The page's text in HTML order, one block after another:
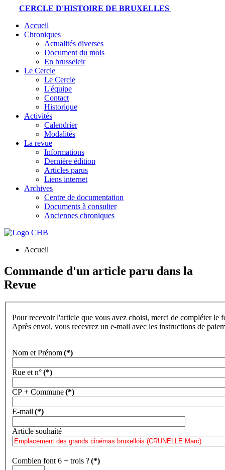
CERCLE D'HISTOIRE DE BRUXELLES
Accueil
Chroniques
Actualités diverses
Document du mois
En brusseleir
Le Cercle
Le Cercle
L'équipe
Contact
Historique
Activités
Calendrier
Modalités
La revue
Informations
Dernière édition
Articles parus
Liens internet
Archives
Centre de documentation
Documents à consulter
Anciennes chroniques
Accueil
Commande d'un article paru dans la
Revue
Pour recevoir l'article que vous avez choisi, merci de compléter le
Après envoi, vous recevrez un e-mail avec les instructions de
Nom et Prénom(*)
Rue et n°(*)
CP + Commune(*)
E-mail(*)
Article souhaité
Combien font 6 + trois ?(*)